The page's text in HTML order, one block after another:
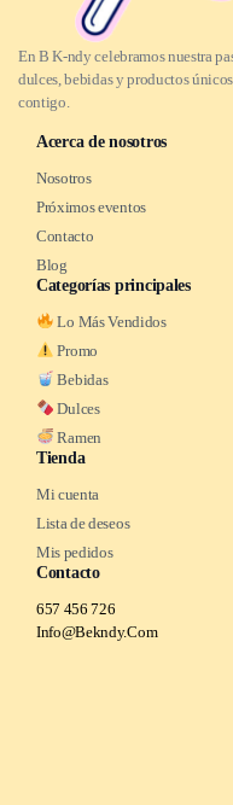
En B K-ndy celebramos nuestra
dulces, bebidas y productos
contigo.
Acerca de nosotros
Nosotros
Próximos eventos
Contacto
Blog
Categorías principales
Lo Más Vendidos
Promo
Bebidas
Dulces
Ramen
Tienda
Mi cuenta
Lista de deseos
Mis pedidos
Contacto
657 456 726
Info@Bekndy.Com